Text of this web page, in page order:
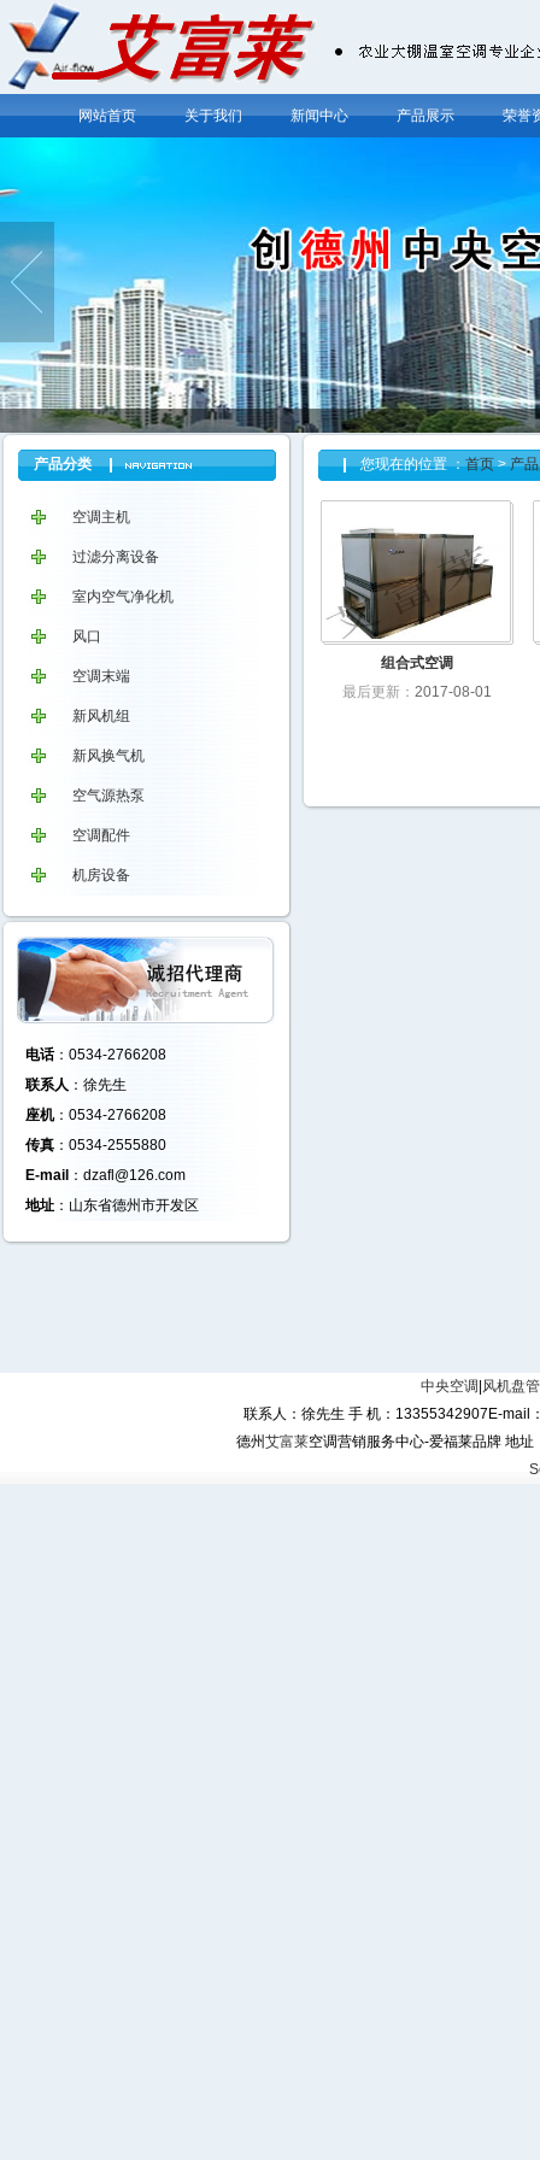
网站首页 关于我们 新闻中心 产品展示 荣誉
产品分类
空调主机
过滤分离设备
室内空气净化机
风口
空调末端
新风机组
新风换气机
空气源热泵
空调配件
机房设备
电话：0534-2766208
联系人 ：徐先生
座机：0534-2766208
传真 ：0534-2555880
E-mail ：dzafl@126.com
地址 ：山东省德州市开发区
您现在的位置 ：首页>产
组合式空调
最后更新： 2017-08-01
中央空调 风机盘管
联系人：徐先生 手 机：13355342907E-
德州艾富莱空调营销服务中心-爱福莱品牌 地